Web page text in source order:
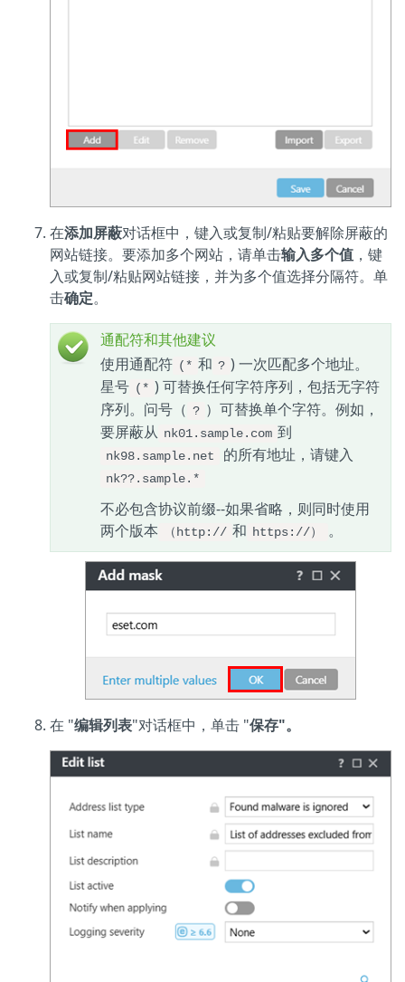
在添加屏蔽对话框中，键入或复制/粘贴要解除屏蔽的
网站链接。要添加多个网站，请单击输入多个值 ，键
入或复制/粘贴网站链接，并为多个值选择分隔符。单
击确定。
通配符和其他建议
使用通配符 (* 和 ? ) 一次匹配多个地址。
星号 (* ) 可替换任何字符序列，包括无字符
序列。问号（ ? ）可替换单个字符。例如，
要屏蔽从 nk01.sample.com 到
nk98.sample.net 的所有地址，请键入
nk??.sample.*
不必包含协议前缀--如果省略，则同时使用
两个版本
（http:// 和 https://） 。
在 "编辑列表"对话框中，单击 "保存"。